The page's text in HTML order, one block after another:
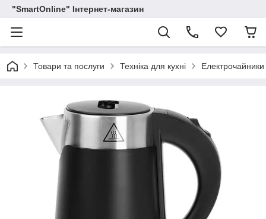
"SmartOnline" Інтернет-магазин
Товари та послуги Техніка для кухні Електрочайники